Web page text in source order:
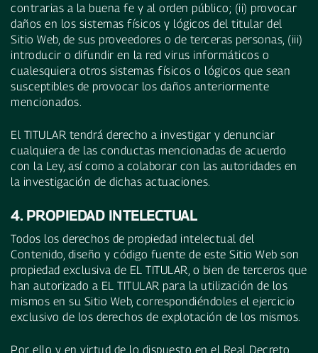
contrarias a la buena fe y al orden público; (ii) provocar
daños en los sistemas físicos y lógicos del titular del
Sitio Web, de sus proveedores o de terceras personas, (iii)
introducir o difundir en la red virus informáticos o
cualesquiera otros sistemas físicos o lógicos que sean
susceptibles de provocar los daños anteriormente
mencionados.
El TITULAR tendrá derecho a investigar y denunciar
cualquiera de las conductas mencionadas de acuerdo
con la Ley, así como a colaborar con las autoridades en
la investigación de dichas actuaciones.
4. PROPIEDAD INTELECTUAL
Todos los derechos de propiedad intelectual del
Contenido, diseño y código fuente de este Sitio Web son
propiedad exclusiva de EL TITULAR, o bien de terceros que
han autorizado a EL TITULAR para la utilización de los
mismos en su Sitio Web, correspondiéndoles el ejercicio
exclusivo de los derechos de explotación de los mismos.
Por ello y en virtud de lo dispuesto en el Real Decreto